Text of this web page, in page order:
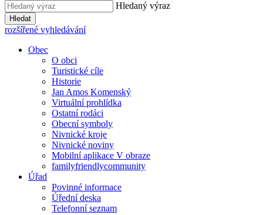
Hledaný výraz
Hledat
rozšířené vyhledávání
Obec
O obci
Turistické cíle
Historie
Jan Amos Komenský
Virtuální prohlídka
Ostatní rodáci
Obecní symboly
Nivnické kroje
Nivnické noviny
Mobilní aplikace V obraze
familyfriendlycommunity
Úřad
Povinné informace
Úřední deska
Telefonní seznam